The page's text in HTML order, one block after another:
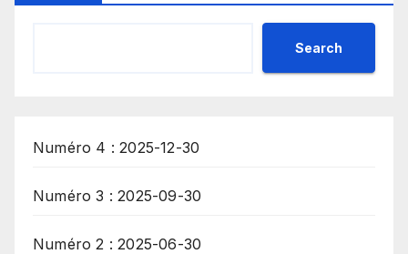
Search
Numéro 4 : 2025-12-30
Numéro 3 : 2025-09-30
Numéro 2 : 2025-06-30